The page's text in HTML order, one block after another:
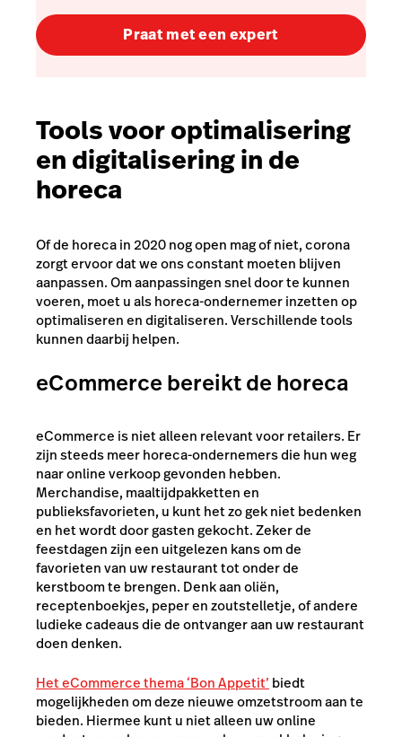
Praat met een expert
Tools voor optimalisering
en digitalisering in de
horeca
Of de horeca in 2020 nog open mag of niet, corona
zorgt ervoor dat we ons constant moeten blijven
aanpassen. Om aanpassingen snel door te kunnen
voeren, moet u als horeca-ondernemer inzetten op
optimaliseren en digitaliseren. Verschillende tools
kunnen daarbij helpen.
eCommerce bereikt de horeca
eCommerce is niet alleen relevant voor retailers. Er
zijn steeds meer horeca-ondernemers die hun weg
naar online verkoop gevonden hebben.
Merchandise, maaltijdpakketten en
publieksfavorieten, u kunt het zo gek niet bedenken
en het wordt door gasten gekocht. Zeker de
feestdagen zijn een uitgelezen kans om de
favorieten van uw restaurant tot onder de
kerstboom te brengen. Denk aan oliën,
receptenboekjes, peper en zoutstelletje, of andere
ludieke cadeaus die de ontvanger aan uw restaurant
doen denken.
Het eCommerce thema ‘Bon Appetit’ biedt
mogelijkheden om deze nieuwe omzetstroom aan te
bieden. Hiermee kunt u niet alleen uw online